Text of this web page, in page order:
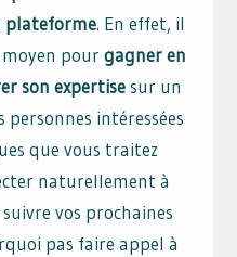
plateforme. En effet, il
pour gagner en
son expertisesur un
personnes intéressées
que vous traitez
naturellement à
vos prochaines
pas faire appel à